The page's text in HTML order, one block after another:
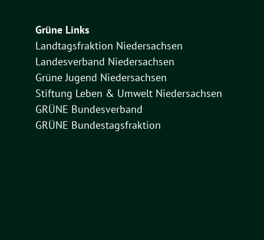
Grüne Links
Landtagsfraktion Niedersachsen
Landesverband Niedersachsen
Grüne Jugend Niedersachsen
Stiftung Leben & Umwelt Niedersachsen
GRÜNE Bundesverband
GRÜNE Bundestagsfraktion